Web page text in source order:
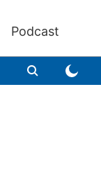
Podcast